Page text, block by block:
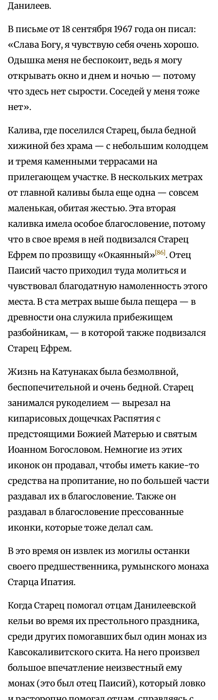
Данилеев.
В письме от 18 сентября 1967 года он писал:
«Слава Богу, я чувствую себя очень хорошо.
Одышка меня не беспокоит, ведь я могу
открывать окно и днем и ночью — потому
что здесь нет сырости. Соседей у меня тоже
нет».
Калива, где поселился Старец, была бедной
хижиной без храма — с небольшим колодцем
и тремя каменными террасами на
прилегающем участке. В нескольких метрах
от главной каливы была еще одна — совсем
маленькая, обитая жестью. Эта вторая
каливка имела особое благословение, потому
что в свое время в ней подвизался Старец
Ефрем по прозвищу «Окаянный»[86]. Отец
Паисий часто приходил туда молиться и
чувствовал благодатную намоленность этого
места. В ста метрах выше была пещера — в
древности она служила прибежищем
разбойникам, — в которой также подвизался
Старец Ефрем.
Жизнь на Катунаках была безмолвной,
беспопечительной и очень бедной. Старец
занимался рукоделием — вырезал на
кипарисовых дощечках Распятия с
предстоящими Божией Матерью и святым
Иоанном Богословом. Немногие из этих
иконок он продавал, чтобы иметь какие-то
средства на пропитание, но по большей части
раздавал их в благословение. Также он
раздавал в благословение прессованные
иконки, которые тоже делал сам.
В это время он извлек из могилы останки
своего предшественника, румынского монаха
Старца Ипатия.
Когда Старец помогал отцам Данилеевской
кельи во время их престольного праздника,
среди других помогавших был один монах из
Кавсокаливитского скита. На него произвел
большое впечатление неизвестный ему
монах (это был отец Паисий), который ловко